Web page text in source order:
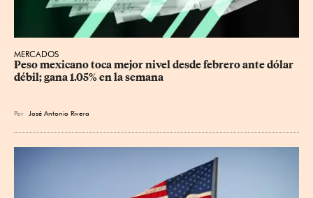
MERCADOS
Peso mexicano toca mejor nivel desde febrero ante dólar
débil; gana 1.05% en la semana
Por José Antonio Rivera